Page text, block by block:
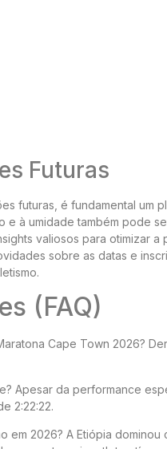
Futuras
futuras, é fundamental um
à umidade também pode
valiosos para otimizar a
sobre as datas e
(FAQ)
Cape Town 2026?
Apesar da performance
2:22:22.
em 2026? A Etiópia